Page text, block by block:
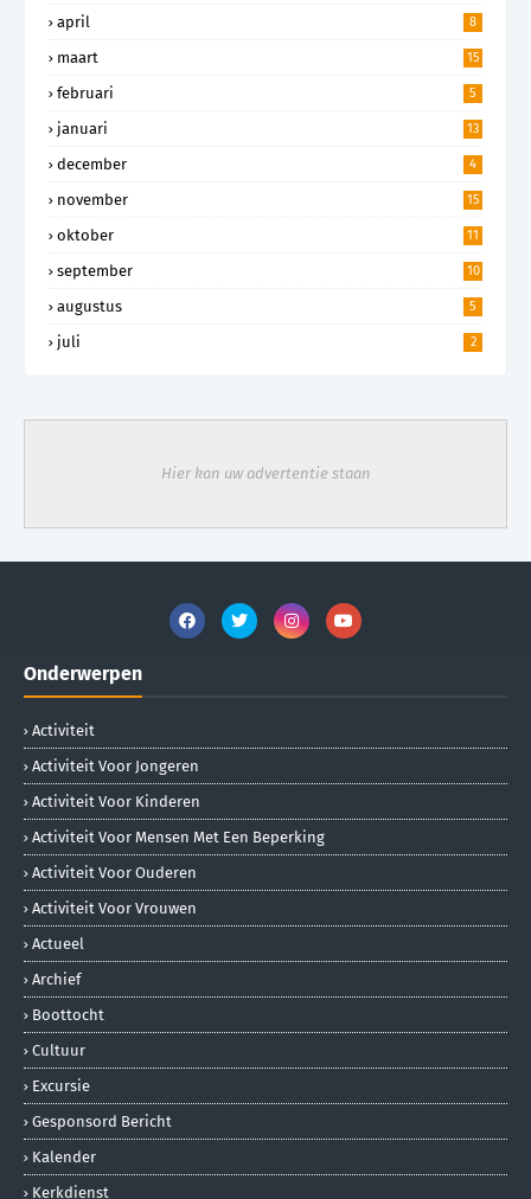
april 8
maart 15
februari 5
januari 13
december 4
november 15
oktober 11
september 10
augustus 5
juli 2
Hier kan uw advertentie staan
Onderwerpen
Activiteit
Activiteit Voor Jongeren
Activiteit Voor Kinderen
Activiteit Voor Mensen Met Een Beperking
Activiteit Voor Ouderen
Activiteit Voor Vrouwen
Actueel
Archief
Boottocht
Cultuur
Excursie
Gesponsord Bericht
Kalender
Kerkdienst